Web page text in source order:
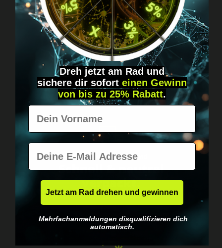
Fragen? Schreib uns!
Diskret, direkt &
persönlich.
Weltweiter Versand
Schnell & neutral
verpackt.
Dreh jetzt am Rad und
sichere dir sofort einen Gewinn
von bis zu 25% Rabatt.
Vorname
E-Mail
Jetzt am Rad drehen und gewinnen
Mehrfachanmeldungen disqualifizieren dich
automatisch.